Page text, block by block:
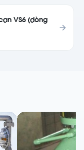
VS6 (dòng